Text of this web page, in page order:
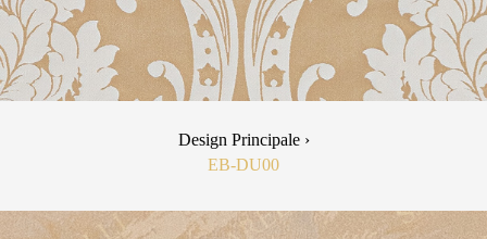
Design Principale ›
EB-DU00